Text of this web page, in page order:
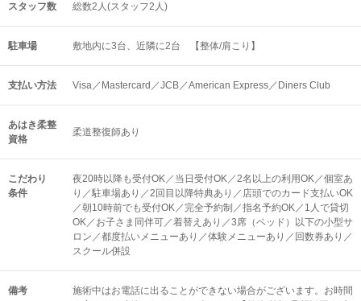
スタッフ数 総数2人(スタッフ2人)
駐車場 敷地内に3台、近隣に2台 【整体/肩こり】
支払い方法 Visa／Mastercard／JCB／American Express／Diners Club
あはき柔整
資格
柔道整復師あり
こだわり
条件
夜20時以降も受付OK／当日受付OK／2名以上の利用OK／個室あ
り／駐車場あり／2回目以降特典あり／店頭でのカード支払いOK
／朝10時前でも受付OK／完全予約制／指名予約OK／1人で貸切
OK／お子さま同伴可／着替えあり／3席（ベッド）以下の小型サ
ロン／都度払いメニューあり／体験メニューあり／回数券あり／
スクール併設
備考
施術中はお電話に出ることができない場合がございます。お時間